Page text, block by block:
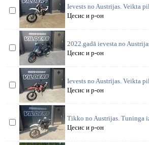
Ievests no Austrijas. Veikta
Цесис и р-он
2022.gadā ievesta no
Цесис и р-он
Ievests no Austrijas. Veikta
Цесис и р-он
Tikko no Austrijas. Tuninga
Цесис и р-он